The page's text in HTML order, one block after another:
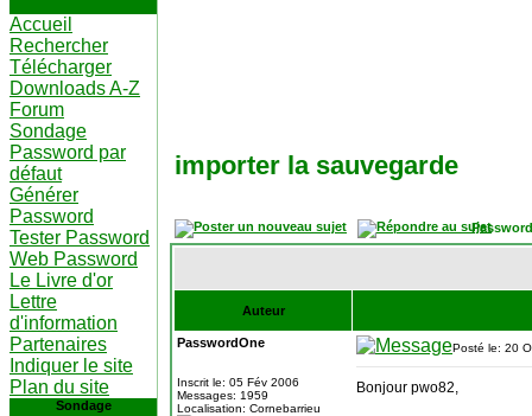
Accueil
Rechercher
Télécharger
Downloads A-Z
Forum
Sondage
Password par
défaut
Générer
Password
Tester Password
Web Password
Le Livre d'or
Lettre
d'information
Partenaires
Indiquer le site
Plan du site
Sondage
importer la sauvegarde
Auteur
PasswordOne
Inscrit le: 05 Fév 2006
Messages: 1959
Localisation: Cornebarrieu
Posté le: 20
Bonjour pwo82,